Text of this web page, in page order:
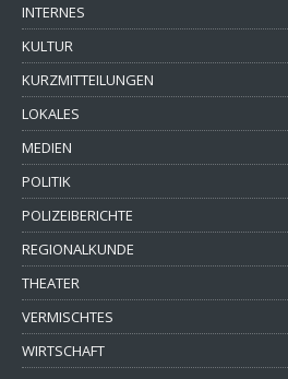
INTERNES
KULTUR
KURZMITTEILUNGEN
LOKALES
MEDIEN
POLITIK
POLIZEIBERICHTE
REGIONALKUNDE
THEATER
VERMISCHTES
WIRTSCHAFT